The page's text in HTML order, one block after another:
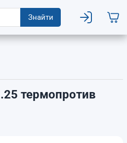
Знайти
термопротив